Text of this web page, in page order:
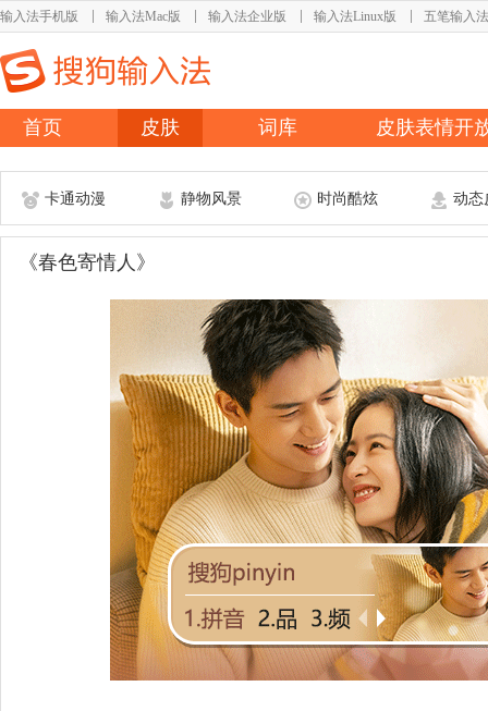
输入法手机版 输入法Mac版 输入法企业版 输入法Linux版 五笔输入法
首页 皮肤 词库 皮肤表情开
卡通动漫 静物风景 时尚酷炫 动态
《春色寄情人》